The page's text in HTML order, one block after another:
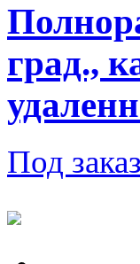
град.,
Под заказ